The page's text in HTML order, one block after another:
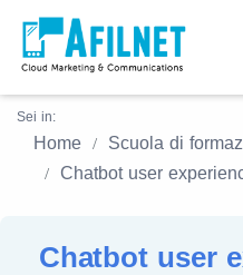
Sei in:
Home
Scuola di
Chatbot user
Chatbot user